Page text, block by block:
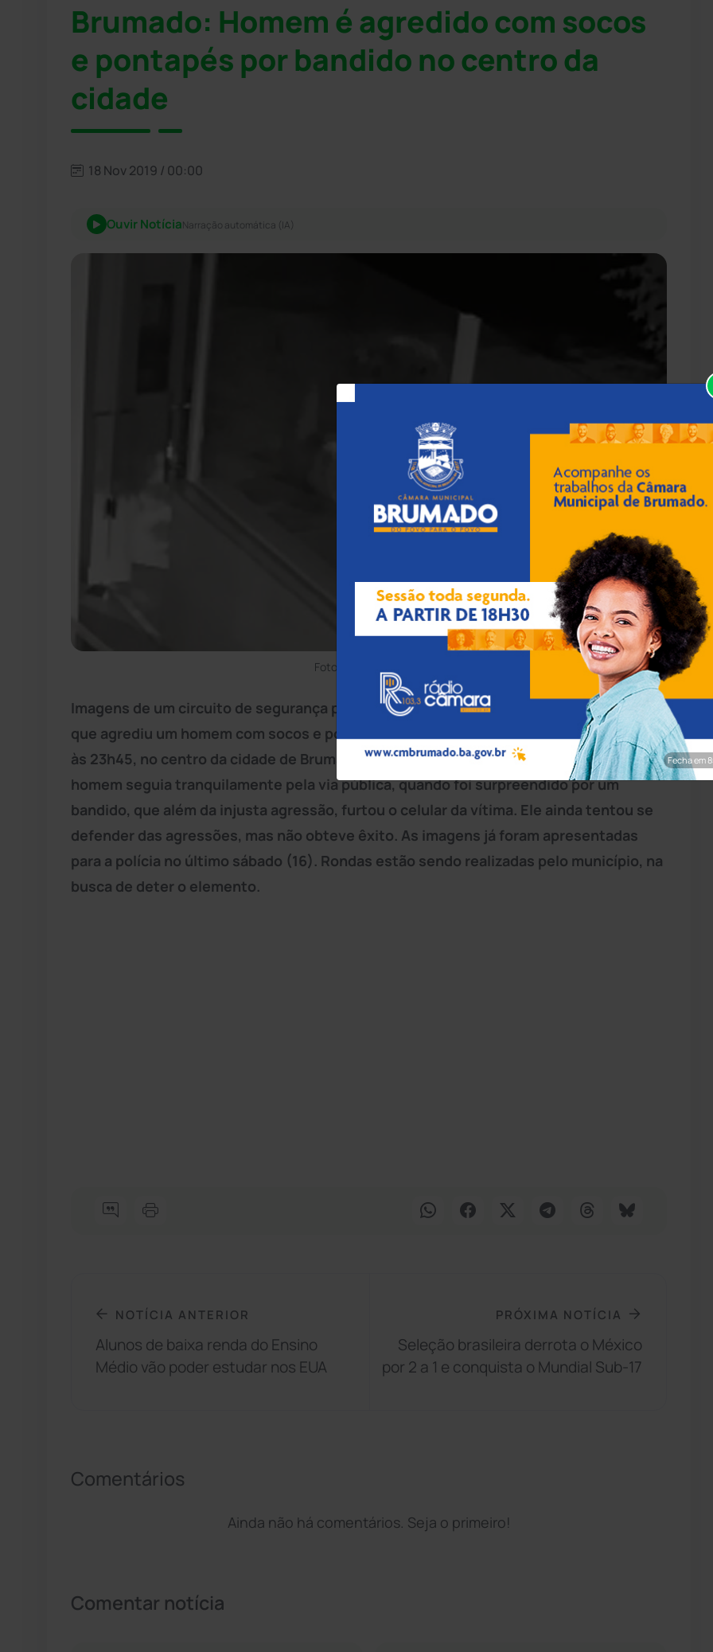
Brumado: Homem é agredido com socos
e pontapés por bandido no centro da
cidade
18 Nov 2019 / 00:00
Ouvir NotíciaNarração automática (IA)
Foto: Achei Sudoeste
Imagens de um circuito de segurança pode ajudar a polícia a encontrar um elemento
que agrediu um homem com socos e pontapés, na noite da última segunda-feira (11),
às 23h45, no centro da cidade de Brumado. Segundo apurou o site Achei Sudoeste, o
homem seguia tranquilamente pela via pública, quando foi surpreendido por um
bandido, que além da injusta agressão, furtou o celular da vítima. Ele ainda tentou se
defender das agressões, mas não obteve êxito. As imagens já foram apresentadas
para a polícia no último sábado (16). Rondas estão sendo realizadas pelo município, na
busca de deter o elemento.
NOTÍCIA ANTERIOR
Alunos de baixa renda do Ensino
Médio vão poder estudar nos EUA
PRÓXIMA NOTÍCIA
Seleção brasileira derrota o México
por 2 a 1 e conquista o Mundial Sub-17
Comentários
Ainda não há comentários. Seja o primeiro!
Comentar notícia
Fecha em